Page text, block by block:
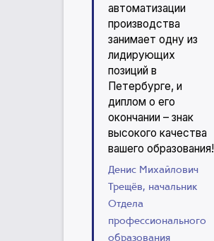
автоматизации
производства
занимает одну из
лидирующих
позиций в
Петербурге, и
диплом о его
окончании – знак
высокого качества
вашего образования!
Денис Михайлович
Трещёв, начальник
Отдела
профессионального
образования